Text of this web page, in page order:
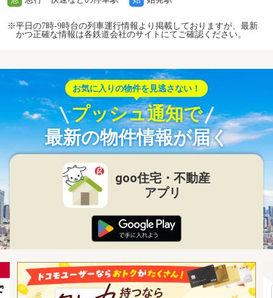
※平日の7時-9時台の列車運行情報より掲載しておりますが、最新
かつ正確な情報は各鉄道会社のサイトにてご確認ください。
お気に入りの物件を見逃さない！
プッシュ通知で
最新の物件情報が届く
goo住宅・不動産
アプリ